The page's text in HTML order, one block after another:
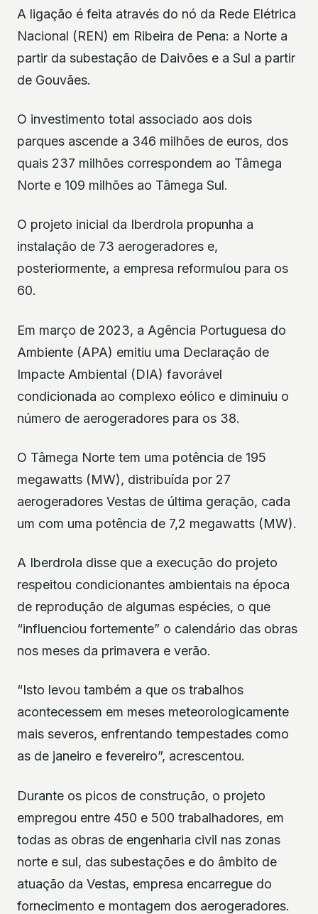
A ligação é feita através do nó da Rede Elétrica
Nacional (REN) em Ribeira de Pena: a Norte a
partir da subestação de Daivões e a Sul a partir
de Gouvães.
O investimento total associado aos dois
parques ascende a 346 milhões de euros, dos
quais 237 milhões correspondem ao Tâmega
Norte e 109 milhões ao Tâmega Sul.
O projeto inicial da Iberdrola propunha a
instalação de 73 aerogeradores e,
posteriormente, a empresa reformulou para os
60.
Em março de 2023, a Agência Portuguesa do
Ambiente (APA) emitiu uma Declaração de
Impacte Ambiental (DIA) favorável
condicionada ao complexo eólico e diminuiu o
número de aerogeradores para os 38.
O Tâmega Norte tem uma potência de 195
megawatts (MW), distribuída por 27
aerogeradores Vestas de última geração, cada
um com uma potência de 7,2 megawatts (MW).
A Iberdrola disse que a execução do projeto
respeitou condicionantes ambientais na época
de reprodução de algumas espécies, o que
“influenciou fortemente” o calendário das obras
nos meses da primavera e verão.
“Isto levou também a que os trabalhos
acontecessem em meses meteorologicamente
mais severos, enfrentando tempestades como
as de janeiro e fevereiro”, acrescentou.
Durante os picos de construção, o projeto
empregou entre 450 e 500 trabalhadores, em
todas as obras de engenharia civil nas zonas
norte e sul, das subestações e do âmbito de
atuação da Vestas, empresa encarregue do
fornecimento e montagem dos aerogeradores.